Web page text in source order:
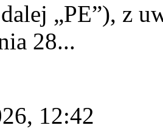
„PE”), z
28...
12:42